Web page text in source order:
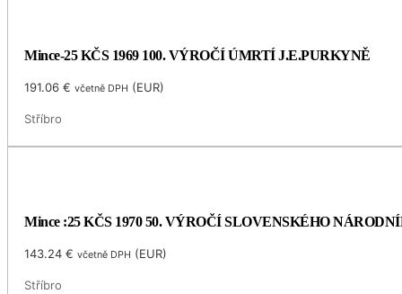
Mince-25 KČS 1969 100. VÝROČÍ ÚMRTÍ J.E.PURKYNĚ
191.06€ včetně DPH (EUR)
Stříbro
Mince :25 KČS 1970 50. VÝROČÍ SLOVENSKÉHO
143.24€ včetně DPH (EUR)
Stříbro